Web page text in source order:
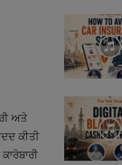
ਅਤੇ
ਕੀਤੀ